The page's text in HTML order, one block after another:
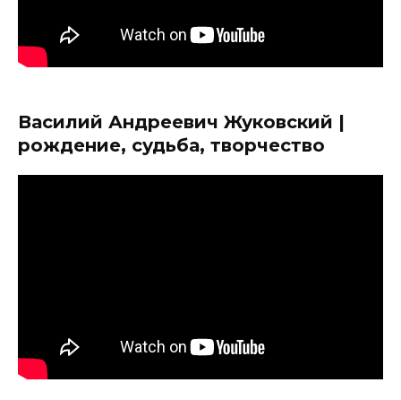
Василий Андреевич Жуковский |
рождение, судьба, творчество